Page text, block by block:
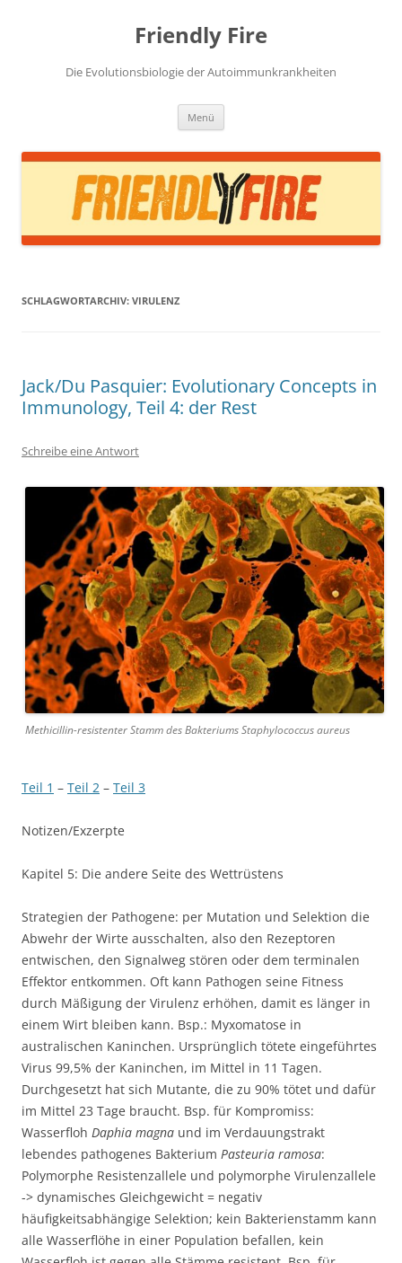
Friendly Fire
Die Evolutionsbiologie der Autoimmunkrankheiten
Menü
SCHLAGWORTARCHIV: VIRULENZ
Jack/Du Pasquier: Evolutionary Concepts in
Immunology, Teil 4: der Rest
Schreibe eine Antwort
Methicillin-resistenter Stamm des Bakteriums Staphylococcus aureus
Teil 1 – Teil 2 – Teil 3
Notizen/Exzerpte
Kapitel 5: Die andere Seite des Wettrüstens
Strategien der Pathogene: per Mutation und Selektion die
Abwehr der Wirte ausschalten, also den Rezeptoren
entwischen, den Signalweg stören oder dem terminalen
Effektor entkommen. Oft kann Pathogen seine Fitness
durch Mäßigung der Virulenz erhöhen, damit es länger in
einem Wirt bleiben kann. Bsp.: Myxomatose in
australischen Kaninchen. Ursprünglich tötete eingeführtes
Virus 99,5% der Kaninchen, im Mittel in 11 Tagen.
Durchgesetzt hat sich Mutante, die zu 90% tötet und dafür
im Mittel 23 Tage braucht. Bsp. für Kompromiss:
Wasserfloh Daphia magna und im Verdauungstrakt
lebendes pathogenes Bakterium Pasteuria ramosa:
Polymorphe Resistenzallele und polymorphe Virulenzallele
-> dynamisches Gleichgewicht = negativ
häufigkeitsabhängige Selektion; kein Bakterienstamm kann
alle Wasserflöhe in einer Population befallen, kein